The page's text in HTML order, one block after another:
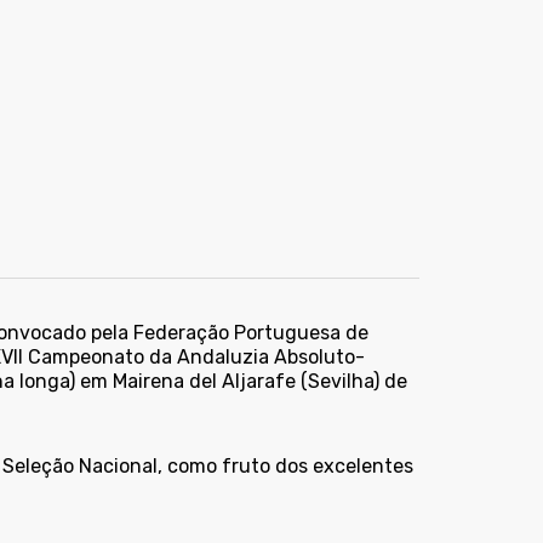
pela Federação Portuguesa de
Campeonato da Andaluzia Absoluto-
longa) em Mairena del Aljarafe (Sevilha) de
Nacional, como fruto dos excelentes